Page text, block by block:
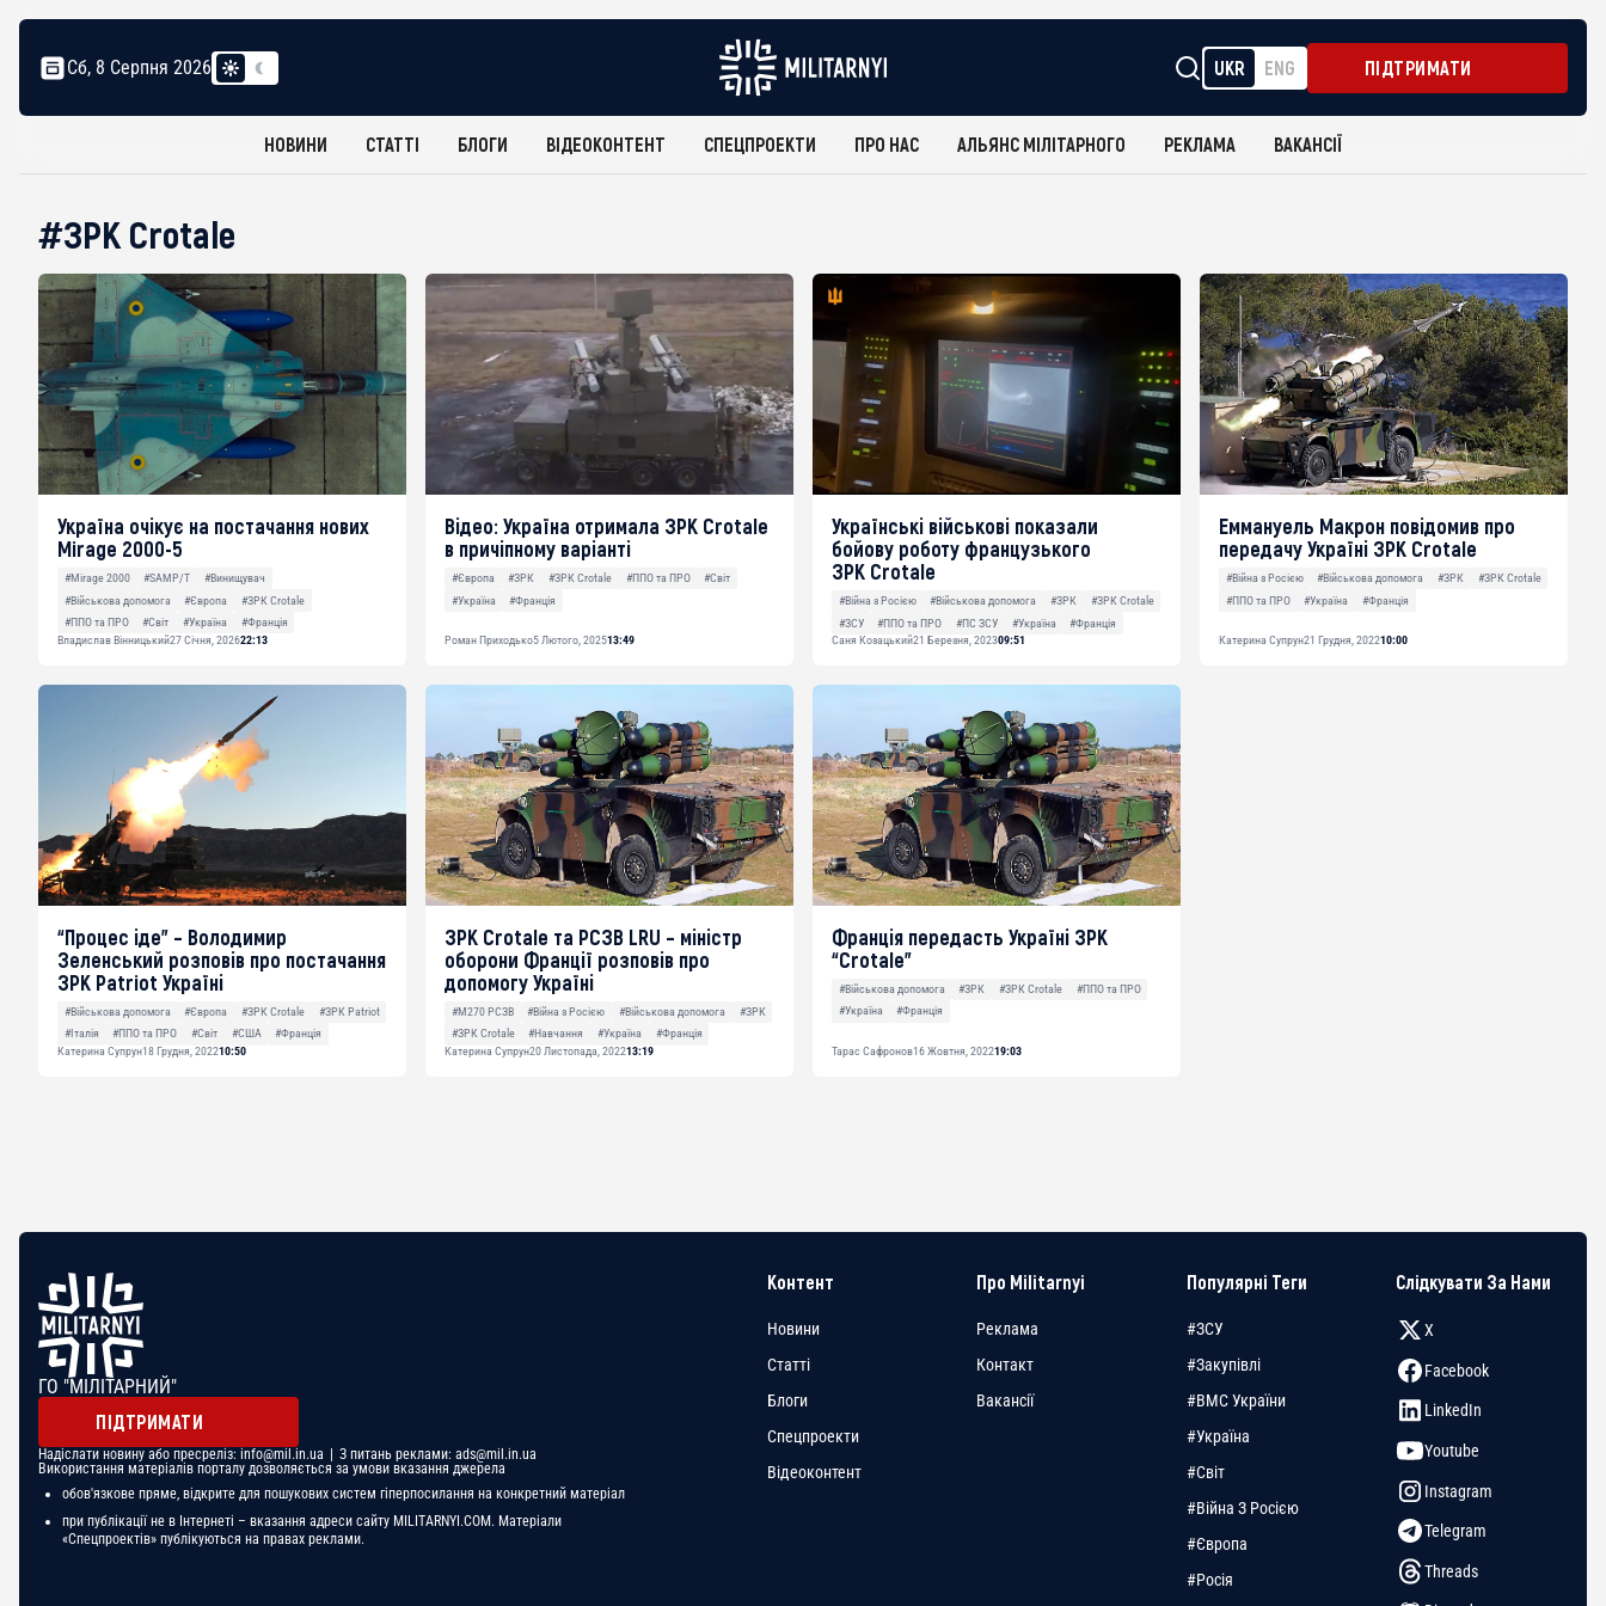
Сб, 8 Серпня 2026 UKR ENG ПІДТРИМАТИ
НОВИНИ СТАТТІ БЛОГИ ВІДЕОКОНТЕНТ СПЕЦПРОЕКТИ ПРО НАС АЛЬЯНС МІЛІТАРНОГО РЕКЛАМА ВАКАНСІЇ
#ЗРК Crotale
Україна очікує на постачання нових
Mirage 2000-5
#Mirage 2000 #SAMP/T
#Винищувач
#Військова допомога
#Європа
#ЗРК Crotale
#ППО та ПРО
#Світ #Україна
#Франція
Владислав Вінницький27 Січня, 202622:13
Відео: Україна отримала ЗРК Crotale
в причіпному варіанті
#Європа #ЗРК #ЗРК Crotale #ППО та ПРО
#Світ
#Україна
#Франція
Роман Приходько5 Лютого, 202513:49
Українські військові показали
бойову роботу французького
ЗРК Crotale
#Війна з Росією #Військова допомога #ЗРК
#ЗРК Crotale
#ЗСУ
#ППО та ПРО #ПС ЗСУ #Україна
#Франція
Саня Козацький21 Березня, 202309:51
Еммануель Макрон повідомив про
передачу Україні ЗРК Crotale
#Війна з Росією #Військова допомога #ЗРК
#ЗРК Crotale
#ППО та ПРО
#Україна #Франція
Катерина Супрун21 Грудня, 202210:00
“Процес іде” – Володимир
Зеленський розповів про постачання
ЗРК Patriot Україні
#Військова допомога #Європа #ЗРК Crotale
#ЗРК Patriot
#Італія
#ППО та ПРО #Світ #США
#Франція
Катерина Супрун18 Грудня, 202210:50
ЗРК Crotale та РСЗВ LRU – міністр
оборони Франції розповів про
допомогу Україні
#M270 РСЗВ #Війна з Росією #Військова допомога
#ЗРК
#ЗРК Crotale
#Навчання #Україна
#Франція
Катерина Супрун20 Листопада, 202213:19
Франція передасть Україні ЗРК
“Crotale”
#Військова допомога #ЗРК #ЗРК Crotale
#ППО та ПРО
#Україна
#Франція
Тарас Сафронов16 Жовтня, 202219:03
ГО "МІЛІТАРНИЙ"
ПІДТРИМАТИ
Надіслати новину або пресреліз: info@mil.in.ua | З питань реклами: ads@mil.in.ua
Використання матеріалів порталу дозволяється за умови вказання джерела
обов'язкове пряме, відкрите для пошукових систем гіперпосилання на конкретний матеріал
при публікації не в Інтернеті – вказання адреси сайту MILITARNYI.COM. Матеріали
«Спецпроектів» публікуються на правах реклами.
Контент
Новини
Статті
Блоги
Спецпроекти
Відеоконтент
Про Militarnyi
Реклама
Контакт
Вакансії
Популярні Теги
#ЗСУ
#Закупівлі
#ВМС України
#Україна
#Світ
#Війна З Росією
#Європа
#Росія
Слідкувати За Нами
X
Facebook
LinkedIn
Youtube
Instagram
Telegram
Threads